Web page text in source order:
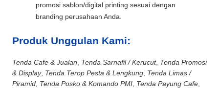
promosi sablon/digital printing sesuai dengan
branding perusahaan Anda.
Produk Unggulan Kami:
Tenda Cafe & Jualan Tenda Sarnafil / Kerucut, Tenda Promosi
& Display, Tenda Terop Pesta & Lengkung Tenda Limas /
Piramid Tenda Posko & Komando PMI Tenda Payung Cafe